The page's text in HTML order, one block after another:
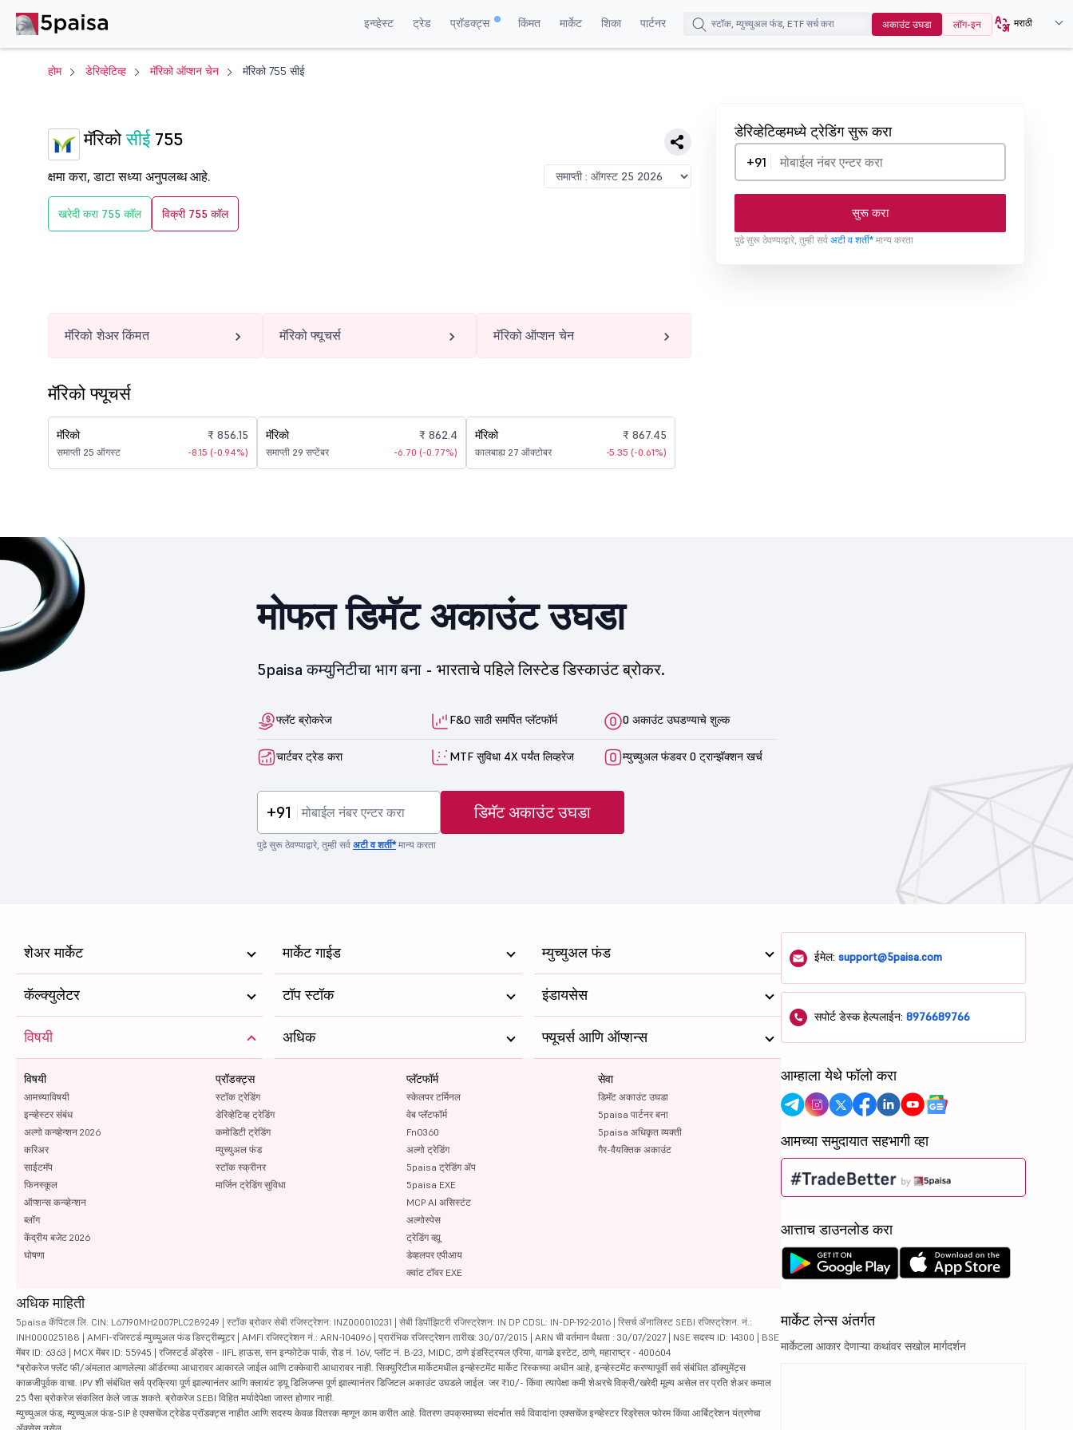
इन्व्हेस्ट ट्रेड प्रॉडक्ट्स किंमत मार्केट शिका पार्टनर अकाउंट उघडा लॉग-इन मराठी
होम डेरिव्हेटिव्ह मॅरिको ऑप्शन चेन मॅरिको 755 सीई
मॅरिकोसीई755
क्षमा करा, डाटा सध्या अनुपलब्ध आहे.
खरेदी करा 755 कॉल विक्री 755 कॉल
डेरिव्हेटिव्हमध्ये ट्रेडिंग सुरू करा
+91
सुरू करा
पुढे सुरू ठेवण्याद्वारे, तुम्ही सर्व अटी व शर्ती* मान्य करता
मॅरिको शेअर किंमत मॅरिको फ्यूचर्स मॅरिको ऑप्शन चेन
मॅरिको फ्यूचर्स
मॅरिको
समाप्ती 25 ऑगस्ट
₹ 856.15
-8.15 (-0.94%)
मॅरिको
समाप्ती 29 सप्टेंबर
₹ 862.4
-6.70 (-0.77%)
मॅरिको
कालबाह्य 27 ऑक्टोबर
₹ 867.45
-5.35 (-0.61%)
मोफत डिमॅट अकाउंट उघडा
5paisa कम्युनिटीचा भाग बना - भारताचे पहिले लिस्टेड डिस्काउंट ब्रोकर.
फ्लॅट ब्रोकरेज F&O साठी समर्पित प्लॅटफॉर्म 0 अकाउंट उघडण्याचे शुल्क
चार्टवर ट्रेड करा MTF सुविधा 4X पर्यंत लिव्हरेज म्युच्युअल फंडवर 0 ट्रान्झॅक्शन खर्च
+91 डिमॅट अकाउंट उघडा
पुढे सुरू ठेवण्याद्वारे, तुम्ही सर्व अटी व शर्ती*मान्य करता
शेअर मार्केट मार्केट गाईड म्युच्युअल फंड
कॅल्क्युलेटर टॉप स्टॉक इंडायसेस
विषयी
विषयी
आमच्याविषयी
इन्व्हेस्टर संबंध
अल्गो कन्व्हेन्शन 2026
करिअर
साईटमॅप
फिनस्कूल
ऑप्शन्स कन्व्हेन्शन
ब्लॉग
केंद्रीय बजेट 2026
घोषणा
प्रॉडक्ट्स
स्टॉक ट्रेडिंग
डेरिव्हेटिव्ह ट्रेडिंग
कमोडिटी ट्रेडिंग
म्युच्युअल फंड
स्टॉक स्क्रीनर
मार्जिन ट्रेडिंग सुविधा
प्लॅटफॉर्म
स्केलपर टर्मिनल
वेब प्लॅटफॉर्म
FnO360
अल्गो ट्रेडिंग
5paisa ट्रेडिंग ॲप
5paisa EXE
MCP AI असिस्टंट
अल्गोस्पेस
ट्रेडिंग व्ह्यू
डेव्हलपर एपीआय
क्वांट टॉवर EXE
सेवा
डिमॅट अकाउंट उघडा
5paisa पार्टनर बना
5paisa अधिकृत व्यक्ती
गैर-वैयक्तिक अकाउंट
अधिक फ्यूचर्स आणि ऑप्शन्स
अधिक माहिती
5paisa कॅपिटल लि. CIN: L67190MH2007PLC289249 | स्टॉक ब्रोकर सेबी रजिस्ट्रेशन: INZ000010231 | सेबी डिपॉझिटरी रजिस्ट्रेशन: IN DP CDSL: IN-DP-192-2016 | रिसर्च ॲनालिस्ट SEBI रजिस्ट्रेशन. नं.:
INH000025188 | AMFI-रजिस्टर्ड म्युच्युअल फंड डिस्ट्रीब्यूटर | AMFI रजिस्ट्रेशन नं.: ARN-104096 | प्रारंभिक रजिस्ट्रेशन तारीख: 30/07/2015 | ARN ची वर्तमान वैधता : 30/07/2027 | NSE सदस्य ID: 14300 | BSE
मेंबर ID: 6363 | MCX मेंबर ID: 55945 | रजिस्टर्ड ॲड्रेस - IIFL हाऊस, सन इन्फोटेक पार्क, रोड नं. 16V, प्लॉट नं. B-23, MIDC, ठाणे इंडस्ट्रियल एरिया, वागळे इस्टेट, ठाणे, महाराष्ट्र - 400604
*ब्रोकरेज फ्लॅट फी/अंमलात आणलेल्या ऑर्डरच्या आधारावर आकारले जाईल आणि टक्केवारी आधारावर नाही. सिक्युरिटीज मार्केटमधील इन्व्हेस्टमेंट मार्केट रिस्कच्या अधीन आहे, इन्व्हेस्टमेंट करण्यापूर्वी सर्व संबंधित डॉक्युमेंट्स
काळजीपूर्वक वाचा. IPV शी संबंधित सर्व प्रक्रिया पूर्ण झाल्यानंतर आणि क्लायंट ड्यू डिलिजन्स पूर्ण झाल्यानंतर डिजिटल अकाउंट उघडले जाईल. जर ₹10/- किंवा त्यापेक्षा कमी शेअरचे विक्री/खरेदी मूल्य असेल तर प्रति शेअर कमाल
25 पैसा ब्रोकरेज संकलित केले जाऊ शकते. ब्रोकरेज SEBI विहित मर्यादेपेक्षा जास्त होणार नाही.
म्युच्युअल फंड, म्युच्युअल फंड-SIP हे एक्सचेंज ट्रेडेड प्रॉडक्ट्स नाहीत आणि सदस्य केवळ वितरक म्हणून काम करीत आहे. वितरण उपक्रमाच्या संदर्भात सर्व विवादांना एक्सचेंज इन्व्हेस्टर रिड्रेसल फोरम किंवा आर्बिट्रेशन यंत्रणेचा
ईमेल:support@5paisa.com
सपोर्ट डेस्क हेल्पलाईन:8976689766
आम्हाला येथे फॉलो करा
आमच्या समुदायात सहभागी व्हा
आत्ताच डाउनलोड करा
मार्केट लेन्स अंतर्गत
मार्केटला आकार देणाऱ्या कथांवर सखोल मार्गदर्शन